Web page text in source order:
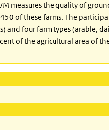
measures the quality of
of these farms. The
and four farm types (arable,
of the agricultural area of